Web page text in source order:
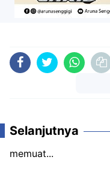
Selanjutnya
memuat...